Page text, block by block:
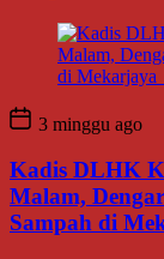
3 minggu ago
Kadis DLHK
Malam,
Sampah di